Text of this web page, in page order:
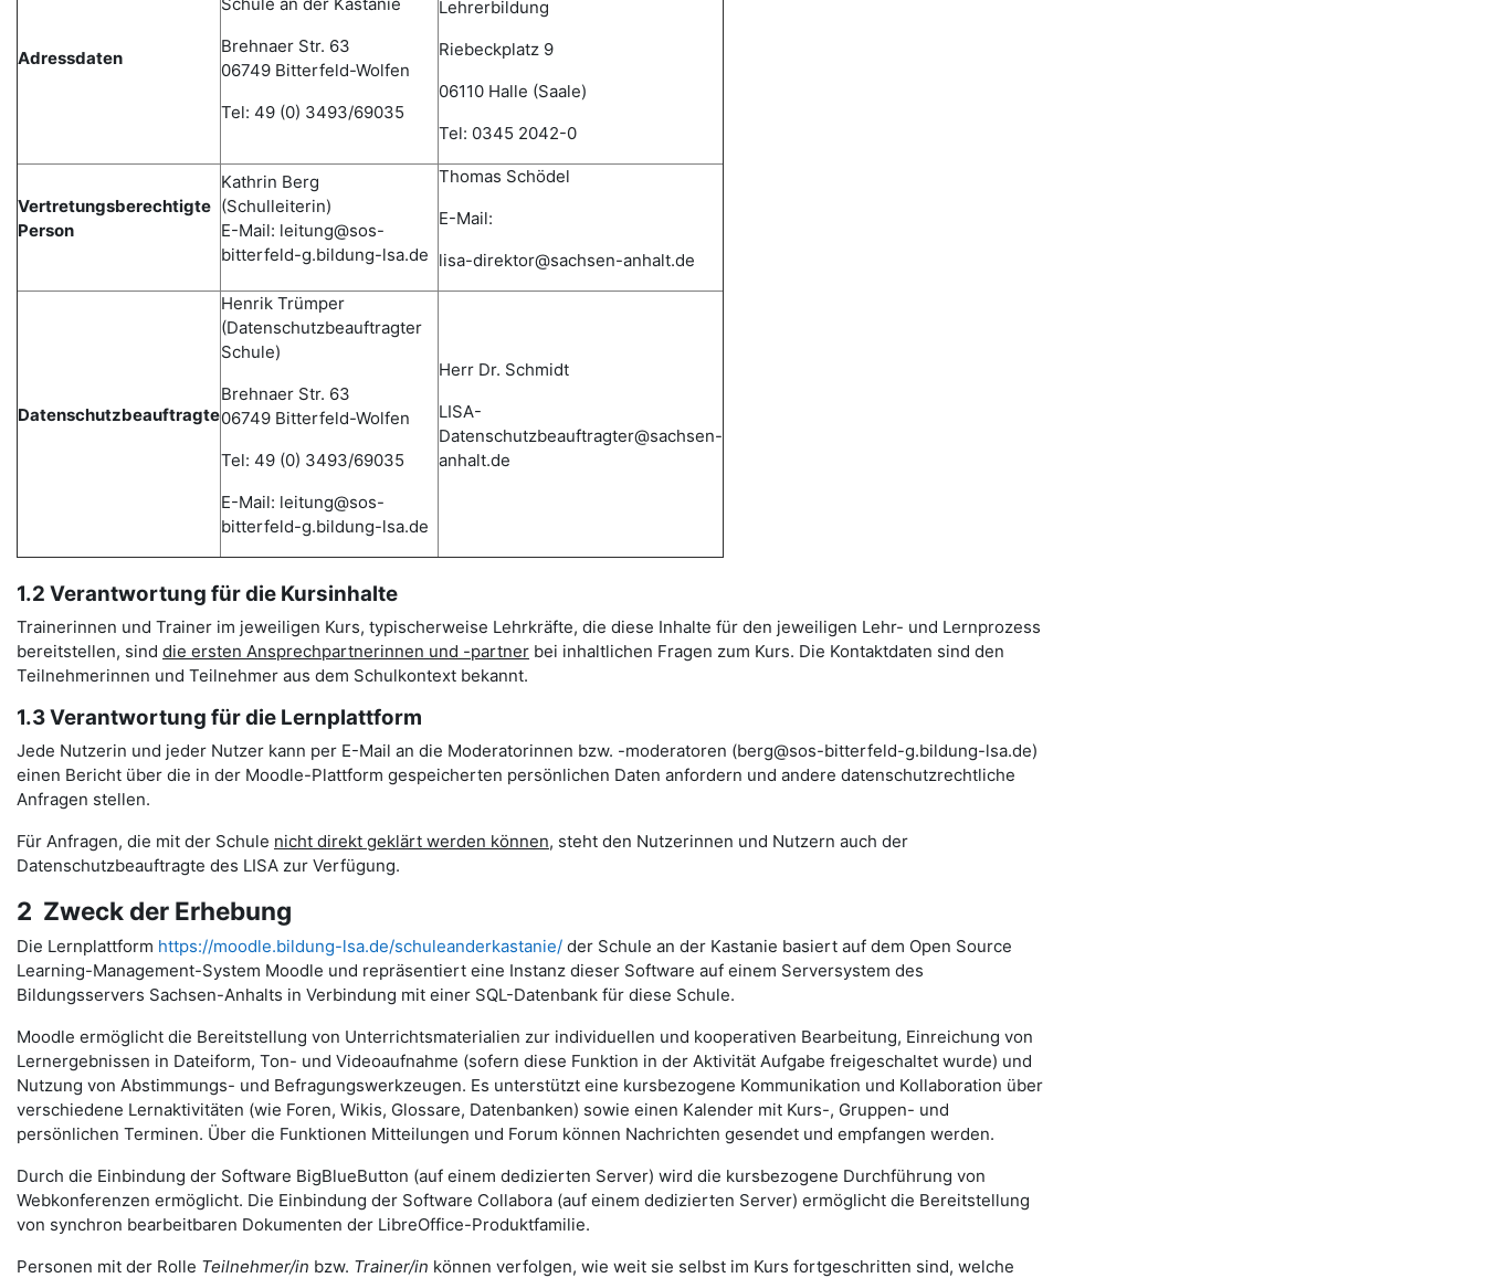
Adressdaten
Brehnaer Str. 63
06749 Bitterfeld-Wolfen
Tel: 49 (0) 3493/69035
Lehrerbildung
Riebeckplatz 9
06110 Halle (Saale)
Tel: 0345 2042-0
Vertretungsberechtigte
Person
Kathrin Berg
(Schulleiterin)
E-Mail: leitung@sos-
bitterfeld-g.bildung-lsa.de
Thomas Schödel
E-Mail:
lisa-direktor@sachsen-anhalt.de
Datenschutzbeauftragte
Henrik Trümper
(Datenschutzbeauftragter
Schule)
Brehnaer Str. 63
06749 Bitterfeld-Wolfen
Tel: 49 (0) 3493/69035
E-Mail: leitung@sos-
bitterfeld-g.bildung-lsa.de
Herr Dr. Schmidt
LISA-
Datenschutzbeauftragter@sachsen-
anhalt.de
1.2 Verantwortung für die Kursinhalte
Trainerinnen und Trainer im jeweiligen Kurs, typischerweise Lehrkräfte, die diese Inhalte für den jeweiligen Lehr- und Lernprozess
bereitstellen, sind die ersten Ansprechpartnerinnen und -partner bei inhaltlichen Fragen zum Kurs. Die Kontaktdaten sind den
Teilnehmerinnen und Teilnehmer aus dem Schulkontext bekannt.
1.3 Verantwortung für die Lernplattform
Jede Nutzerin und jeder Nutzer kann per E-Mail an die Moderatorinnen bzw. -moderatoren (berg@sos-bitterfeld-g.bildung-lsa.de)
einen Bericht über die in der Moodle-Plattform gespeicherten persönlichen Daten anfordern und andere datenschutzrechtliche
Anfragen stellen.
Für Anfragen, die mit der Schule nicht direkt geklärt werden können, steht den Nutzerinnen und Nutzern auch der
Datenschutzbeauftragte des LISA zur Verfügung.
2 Zweck der Erhebung
Die Lernplattform https://moodle.bildung-lsa.de/schuleanderkastanie/ der Schule an der Kastanie basiert auf dem Open Source
Learning-Management-System Moodle und repräsentiert eine Instanz dieser Software auf einem Serversystem des
Bildungsservers Sachsen-Anhalts in Verbindung mit einer SQL-Datenbank für diese Schule.
Moodle ermöglicht die Bereitstellung von Unterrichtsmaterialien zur individuellen und kooperativen Bearbeitung, Einreichung von
Lernergebnissen in Dateiform, Ton- und Videoaufnahme (sofern diese Funktion in der Aktivität Aufgabe freigeschaltet wurde) und
Nutzung von Abstimmungs- und Befragungswerkzeugen. Es unterstützt eine kursbezogene Kommunikation und Kollaboration über
verschiedene Lernaktivitäten (wie Foren, Wikis, Glossare, Datenbanken) sowie einen Kalender mit Kurs-, Gruppen- und
persönlichen Terminen. Über die Funktionen Mitteilungen und Forum können Nachrichten gesendet und empfangen werden.
Durch die Einbindung der Software BigBlueButton (auf einem dedizierten Server) wird die kursbezogene Durchführung von
Webkonferenzen ermöglicht. Die Einbindung der Software Collabora (auf einem dedizierten Server) ermöglicht die Bereitstellung
von synchron bearbeitbaren Dokumenten der LibreOffice-Produktfamilie.
Personen mit der Rolle Teilnehmer/in bzw. Trainer/in können verfolgen, wie weit sie selbst im Kurs fortgeschritten sind, welche